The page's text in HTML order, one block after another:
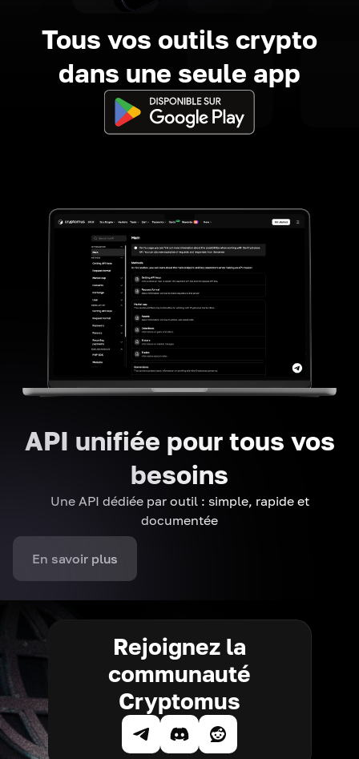
Tous vos outils crypto
dans une seule app
API unifiée pour tous vos
besoins
Une API dédiée par outil : simple, rapide et
documentée
En savoir plus
Rejoignez la
communauté
Cryptomus